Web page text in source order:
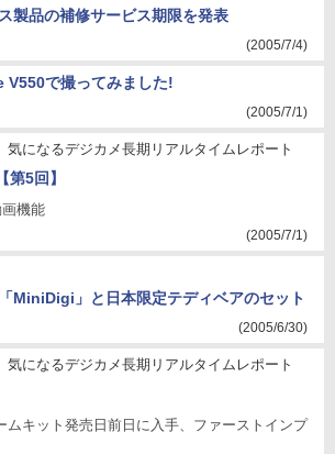
製品の補修サービス期限を発表
(2005/7/4)
V550で撮ってみました!
(2005/7/1)
気になるデジカメ長期リアルタイムレポート
5回】
機能
(2005/7/1)
MiniDigi」と日本限定テディベアのセット
(2005/6/30)
気になるデジカメ長期リアルタイムレポート
ムキット発売日前日に入手、ファーストインプ